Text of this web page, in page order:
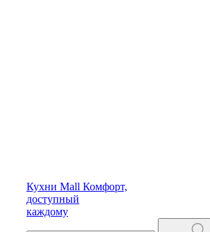
Кухни Mall Комфорт,
доступный
каждому